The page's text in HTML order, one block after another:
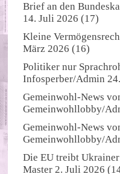
Brief an den
14. Juli 2026 (17)
Kleine
März 2026 (16)
Politiker nur
Infosperber/Admin
Gemeinwohl-News
Gemeinwohllobby/
Gemeinwohl-News
Gemeinwohllobby/
Die EU treibt
Master 2. Juli 2026